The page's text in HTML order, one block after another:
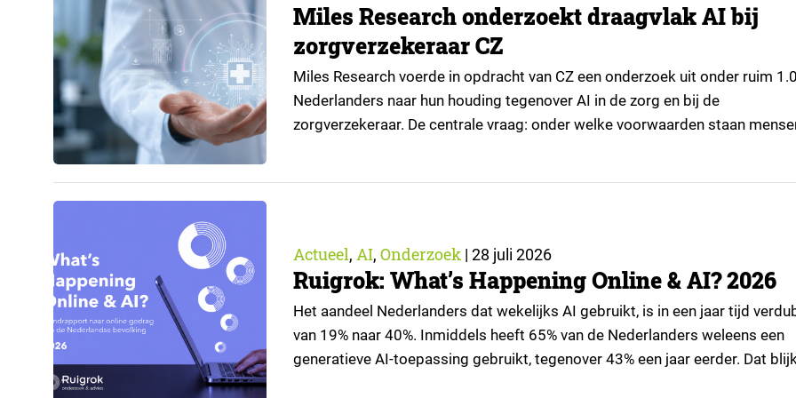
Miles Research onderzoekt draagvlak AI bij
zorgverzekeraar CZ
Miles Research voerde in opdracht van CZ een onderzoek uit onder ruim
Nederlanders naar hun houding tegenover AI in de zorg en bij de
zorgverzekeraar. De centrale vraag: onder welke voorwaarden staan
Actueel, AI, Onderzoek | 28 juli 2026
Ruigrok: What’s Happening Online & AI? 2026
Het aandeel Nederlanders dat wekelijks AI gebruikt, is in een jaar tijd
van 19% naar 40%. Inmiddels heeft 65% van de Nederlanders weleens een
generatieve AI-toepassing gebruikt, tegenover 43% een jaar eerder. Dat